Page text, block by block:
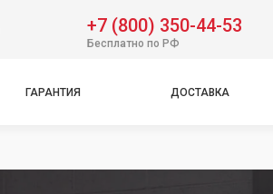
+7 (800) 350-44-53
Бесплатно по РФ
ГАРАНТИЯ ДОСТАВКА